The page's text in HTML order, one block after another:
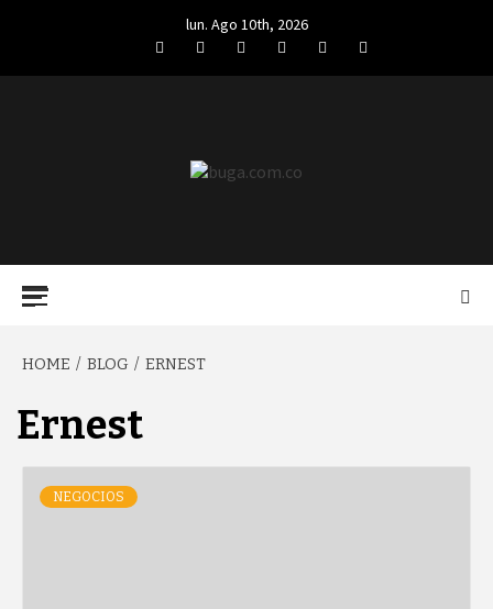
lun. Ago 10th, 2026
FacebookTwitterLinkedIn
VK YouTubeInstagram
HOME BLOG ERNEST
Ernest
NEGOCIOS